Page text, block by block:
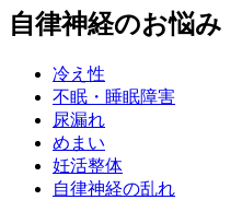
自律神経のお悩み
冷え性
不眠・睡眠障害
尿漏れ
めまい
妊活整体
自律神経の乱れ